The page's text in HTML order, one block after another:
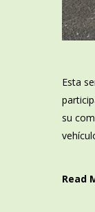
Esta
su
Read